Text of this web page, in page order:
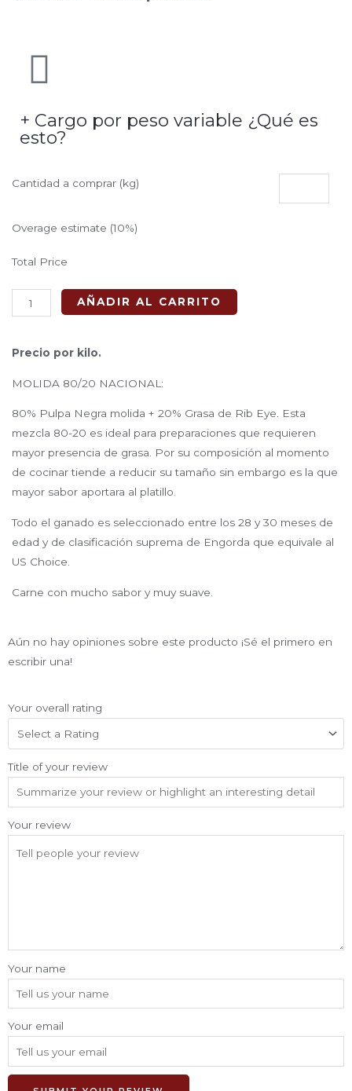
+ Cargo por peso variable ¿Qué es
esto?
Cantidad a comprar (kg)
Overage estimate (10%)
Total Price
cantidad
AÑADIR AL CARRITO
Precio por kilo.
MOLIDA 80/20 NACIONAL:
80% Pulpa Negra molida + 20% Grasa de Rib Eye. Esta
mezcla 80-20 es ideal para preparaciones que requieren
mayor presencia de grasa. Por su composición al momento
de cocinar tiende a reducir su tamaño sin embargo es la que
mayor sabor aportara al platillo.
Todo el ganado es seleccionado entre los 28 y 30 meses de
edad y de clasificación suprema de Engorda que equivale al
US Choice.
Carne con mucho sabor y muy suave.
Aún no hay opiniones sobre este producto ¡Sé el primero en
escribir una!
Your overall rating
Title of your review
Your review
Your name
Your email